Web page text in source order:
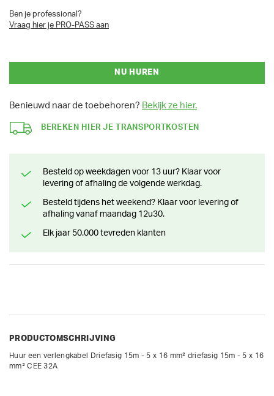
Ben je professional?
Vraag hier je PRO-PASS aan
NU HUREN
Benieuwd naar de toebehoren? Bekijk ze hier.
BEREKEN HIER JE TRANSPORTKOSTEN
Besteld op weekdagen voor 13 uur? Klaar voor
levering of afhaling de volgende werkdag.
Besteld tijdens het weekend? Klaar voor levering of
afhaling vanaf maandag 12u30.
Elk jaar 50.000 tevreden klanten
PRODUCTOMSCHRIJVING
Huur een verlengkabel Driefasig 15m - 5 x 16 mm² driefasig 15m - 5 x 16